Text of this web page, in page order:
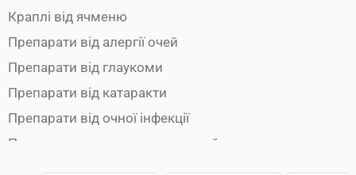
Краплі від ячменю
Препарати від алергії очей
Препарати від глаукоми
Препарати від катаракти
Препарати від очної інфекції
Препарати для зволоження очей
Розчини для лінз